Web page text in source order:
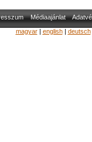
Médiaajánlat
magyar| english| deutsch